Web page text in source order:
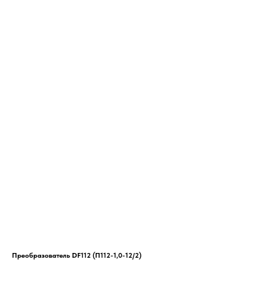
Преобразователь DF112 (П112-1,0-12/2)